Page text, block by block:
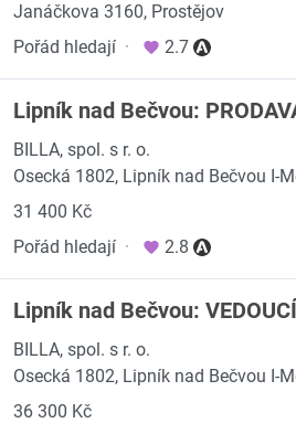
Janáčkova 3160, Prostějov
Pořád hledají · 2.7
Lipník nad Bečvou:
BILLA, spol. s r. o.
Osecká 1802, Lipník nad Bečvou I-
31 400 Kč
Pořád hledají · 2.8
Lipník nad Bečvou:
BILLA, spol. s r. o.
Osecká 1802, Lipník nad Bečvou I-
36 300 Kč